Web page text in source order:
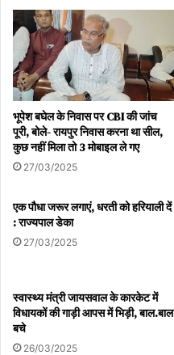
भूपेश बघेल के निवास पर CBI की जांच
पूरी, बोले- रायपुर निवास करना था सील,
कुछ नहीं मिला तो 3 मोबाइल ले गए
27/03/2025
एक पौधा जरूर लगाएं, धरती को हरियाली दें
: राज्यपाल डेका
27/03/2025
स्वास्थ्य मंत्री जायसवाल के कारकेट में
विधायकों की गाड़ी आपस में भिड़ी, बाल.बाल
बचे
26/03/2025